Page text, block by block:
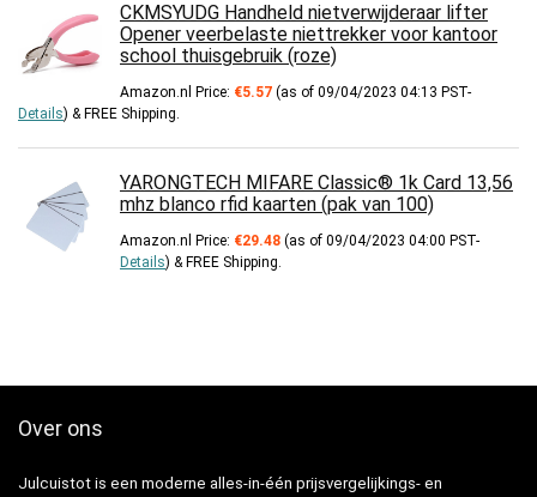
CKMSYUDG Handheld nietverwijderaar lifter
Opener veerbelaste niettrekker voor kantoor
school thuisgebruik (roze)
Amazon.nl Price: €5.57 (as of 09/04/2023 04:13 PST-
Details) & FREE Shipping.
YARONGTECH MIFARE Classic® 1k Card 13,56
mhz blanco rfid kaarten (pak van 100)
Amazon.nl Price: €29.48 (as of 09/04/2023 04:00 PST-
Details) & FREE Shipping.
Over ons
Julcuistot is een moderne alles-in-één prijsvergelijkings- en